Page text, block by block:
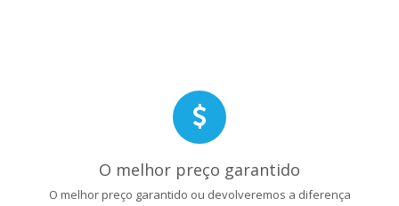
O melhor preço garantido
O melhor preço garantido ou devolveremos a diferença